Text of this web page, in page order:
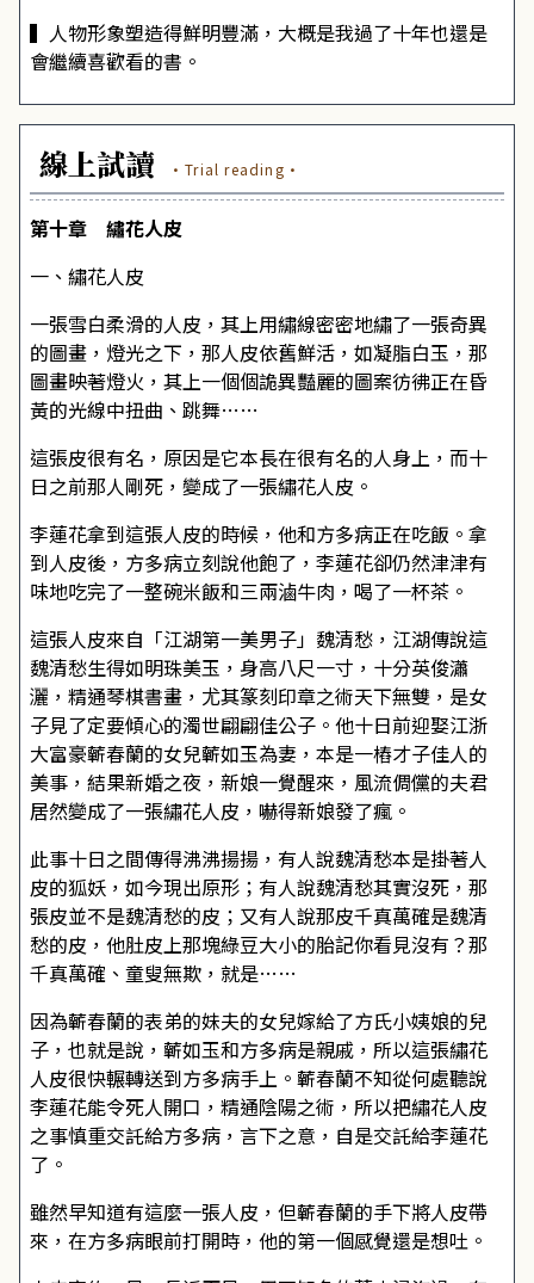
▍人物形象塑造得鮮明豐滿，大概是我過了十年也還是
會繼續喜歡看的書。
線上試讀 ·Trial reading·
第十章 繡花人皮
一、繡花人皮
一張雪白柔滑的人皮，其上用繡線密密地繡了一張奇異
的圖畫，燈光之下，那人皮依舊鮮活，如凝脂白玉，那
圖畫映著燈火，其上一個個詭異豔麗的圖案彷彿正在昏
黃的光線中扭曲、跳舞……
這張皮很有名，原因是它本長在很有名的人身上，而十
日之前那人剛死，變成了一張繡花人皮。
李蓮花拿到這張人皮的時候，他和方多病正在吃飯。拿
到人皮後，方多病立刻說他飽了，李蓮花卻仍然津津有
味地吃完了一整碗米飯和三兩滷牛肉，喝了一杯茶。
這張人皮來自「江湖第一美男子」魏清愁，江湖傳說這
魏清愁生得如明珠美玉，身高八尺一寸，十分英俊瀟
灑，精通琴棋書畫，尤其篆刻印章之術天下無雙，是女
子見了定要傾心的濁世翩翩佳公子。他十日前迎娶江浙
大富豪蘄春蘭的女兒蘄如玉為妻，本是一樁才子佳人的
美事，結果新婚之夜，新娘一覺醒來，風流倜儻的夫君
居然變成了一張繡花人皮，嚇得新娘發了瘋。
此事十日之間傳得沸沸揚揚，有人說魏清愁本是掛著人
皮的狐妖，如今現出原形；有人說魏清愁其實沒死，那
張皮並不是魏清愁的皮；又有人說那皮千真萬確是魏清
愁的皮，他肚皮上那塊綠豆大小的胎記你看見沒有？那
千真萬確、童叟無欺，就是……
因為蘄春蘭的表弟的妹夫的女兒嫁給了方氏小姨娘的兒
子，也就是說，蘄如玉和方多病是親戚，所以這張繡花
人皮很快輾轉送到方多病手上。蘄春蘭不知從何處聽說
李蓮花能令死人開口，精通陰陽之術，所以把繡花人皮
之事慎重交託給方多病，言下之意，自是交託給李蓮花
了。
雖然早知道有這麼一張人皮，但蘄春蘭的手下將人皮帶
來，在方多病眼前打開時，他的第一個感覺還是想吐。